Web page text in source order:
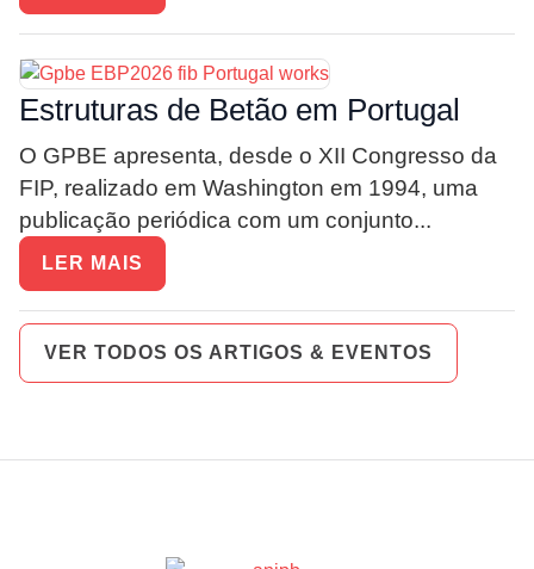
Estruturas de Betão em Portugal
O GPBE apresenta, desde o XII Congresso da
FIP, realizado em Washington em 1994, uma
publicação periódica com um conjunto...
LER MAIS
VER TODOS OS ARTIGOS & EVENTOS